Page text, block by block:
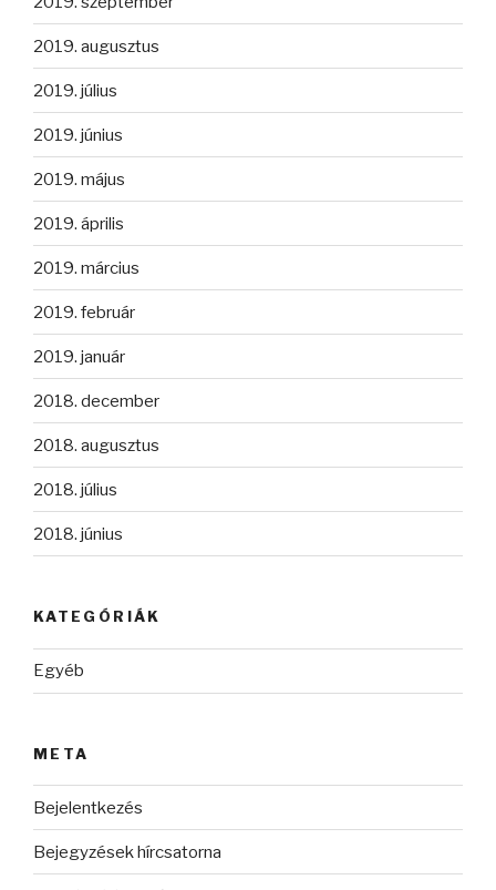
2019. augusztus
2019. július
2019. június
2019. május
2019. április
2019. március
2019. február
2019. január
2018. december
2018. augusztus
2018. július
2018. június
KATEGÓRIÁK
Egyéb
META
Bejelentkezés
Bejegyzések hírcsatorna